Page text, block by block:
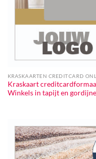
KRASKAARTEN CREDITCARD
Kraskaart
Winkels in tapijt en